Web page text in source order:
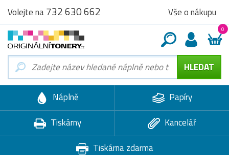
Volejte na732 630 662 Vše o nákupu
0
Náplně
Papíry
Tiskárny
Kancelář
Tiskárna zdarma